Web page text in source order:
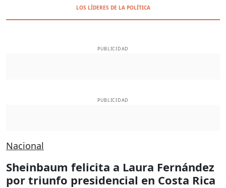
LOS LÍDERES DE LA POLÍTICA
PUBLICIDAD
PUBLICIDAD
Nacional
Sheinbaum felicita a Laura Fernández
por triunfo presidencial en Costa Rica